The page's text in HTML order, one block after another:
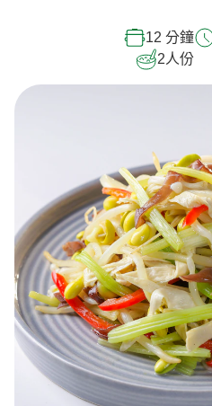
12 分鐘
2人份